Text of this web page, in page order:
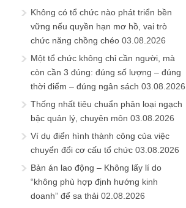
Không có tổ chức nào phát triển bền
vững nếu quyền hạn mơ hồ, vai trò
chức năng chồng chéo 03.08.2026
Một tổ chức không chỉ cần người, mà
còn cần 3 đúng: đúng số lượng – đúng
thời điểm – đúng ngân sách 03.08.2026
Thống nhất tiêu chuẩn phân loại ngạch
bậc quản lý, chuyên môn 03.08.2026
Ví dụ điển hình thành công của việc
chuyển đổi cơ cấu tổ chức 03.08.2026
Bản án lao động – Không lấy lí do
“không phù hợp định hướng kinh
doanh” để sa thải 02.08.2026